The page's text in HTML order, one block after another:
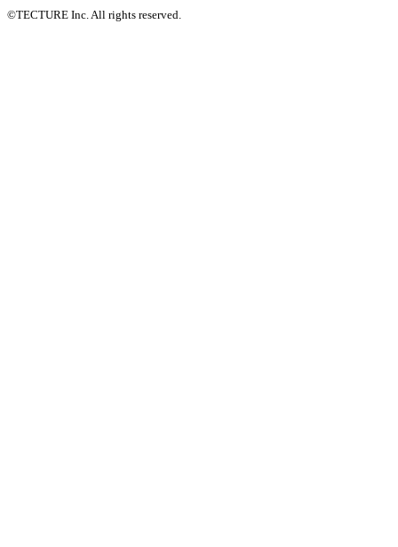
©TECTURE Inc. All rights reserved.